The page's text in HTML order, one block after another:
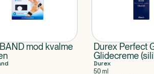
mod kvalme
Durex Perfect
Glidecreme
Durex
50 ml